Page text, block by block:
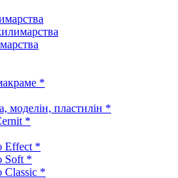
*
моделін, пластилін *
*
Effect *
Soft *
Classic *